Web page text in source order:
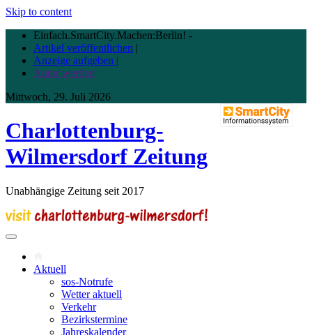
Skip to content
Einfach.SmartCity.Machen:Berlin! -
Artikel veröffentlichen |
Anzeige aufgeben |
Autor werden
Mittwoch, 29. Juli 2026
Charlottenburg-
Wilmersdorf Zeitung
Unabhängige Zeitung seit 2017
Aktuell
sos-Notrufe
Wetter aktuell
Verkehr
Bezirkstermine
Jahreskalender